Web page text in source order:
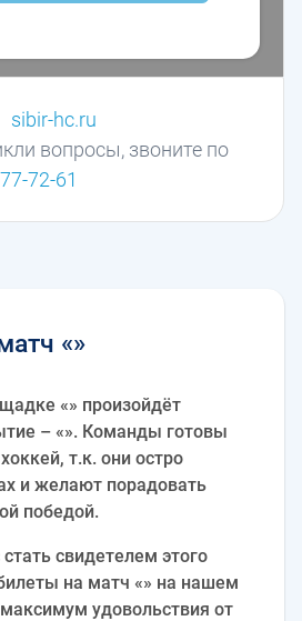
вопросы, звоните по
72-61
sibir-hc.ru
«»
«» произойдёт
– «». Команды готовы
т.к. они остро
и желают порадовать
победой.
свидетелем этого
на матч «» на нашем
удовольствия от